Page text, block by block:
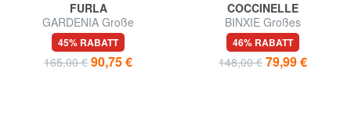
FURLA
GARDENIA Große
Lederbrieftasche mit
umlaufendem Reißverschluss
45% RABATT
165,00 € 90,75 €
COCCINELLE
BINXIE Großes
Lederportemonnaie
46% RABATT
148,00 € 79,99 €